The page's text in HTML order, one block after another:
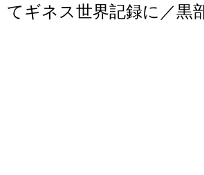
てギネス世界記録に／黒